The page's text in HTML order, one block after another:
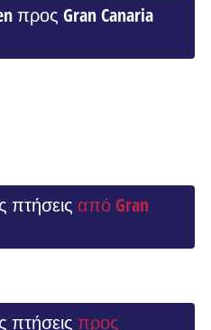
προς Gran Canaria
πτήσεις από Gran
πτήσεις προς